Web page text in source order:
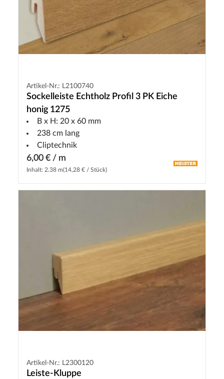
Artikel-Nr.: L2100740
Sockelleiste Echtholz Profil 3 PK Eiche
honig 1275
B x H: 20 x 60 mm
238 cm lang
Cliptechnik
6,00 € / m
Inhalt: 2.38 m(14,28 € / Stück)
Artikel-Nr.: L2300120
Leiste-Kluppe